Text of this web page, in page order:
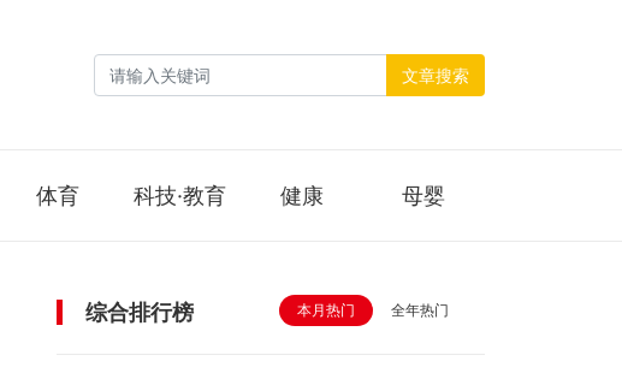
文章搜索
体育 科技·教育 健康 母婴
综合排行榜 本月热门 全年热门